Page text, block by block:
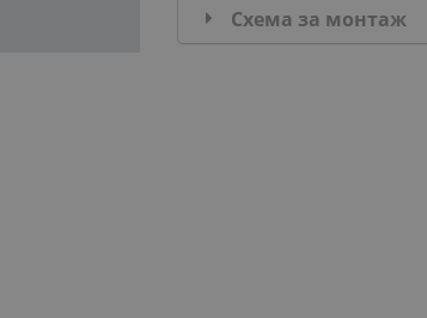
Схема за монтаж